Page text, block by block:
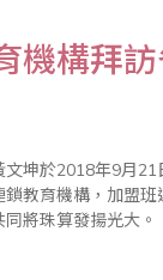
機構拜
坤於2018年9月
教育機構，加盟
將珠算發揚光大。